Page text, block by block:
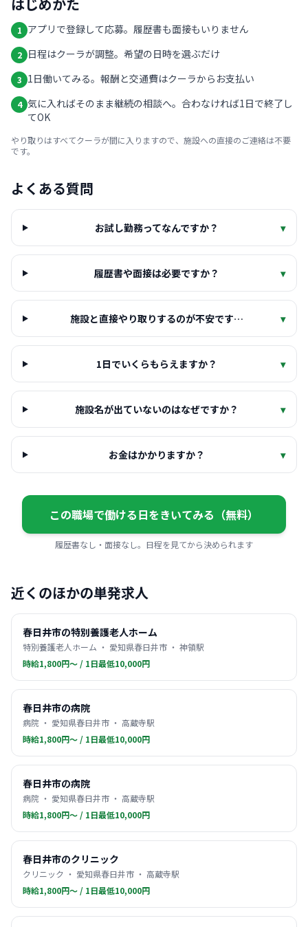
1 アプリで登録して応募。履歴書も面接もいりません
2 日程はクーラが調整。希望の日時を選ぶだけ
3 1日働いてみる。報酬と交通費はクーラからお支払い
4 気に入ればそのまま継続の相談へ。合わなければ1日で終了し
てOK
やり取りはすべてクーラが間に入りますので、施設への直接のご連絡は不要
です。
よくある質問
お試し勤務ってなんですか？ ▾
履歴書や面接は必要ですか？ ▾
施設と直接やり取りするのが不安です… ▾
1日でいくらもらえますか？ ▾
施設名が出ていないのはなぜですか？ ▾
お金はかかりますか？ ▾
この職場で働ける日をきいてみる（無料）
履歴書なし・面接なし。日程を見てから決められます
近くのほかの単発求人
春日井市の特別養護老人ホーム
特別養護老人ホーム ・ 愛知県春日井市 ・ 神領駅
時給1,800円〜 / 1日最低10,000円
春日井市の病院
病院 ・ 愛知県春日井市 ・ 高蔵寺駅
時給1,800円〜 / 1日最低10,000円
春日井市の病院
病院 ・ 愛知県春日井市 ・ 高蔵寺駅
時給1,800円〜 / 1日最低10,000円
春日井市のクリニック
クリニック ・ 愛知県春日井市 ・ 高蔵寺駅
時給1,800円〜 / 1日最低10,000円